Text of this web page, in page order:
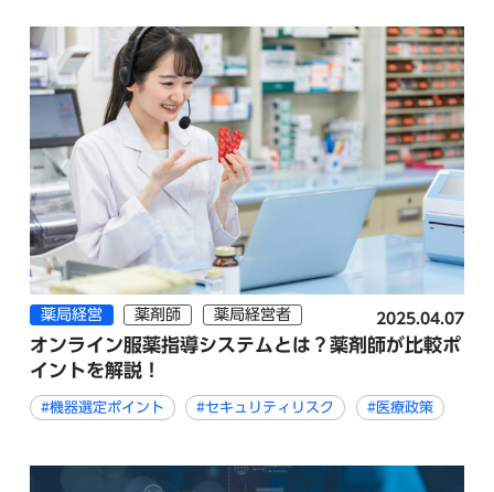
薬局経営 薬剤師 薬局経営者 2025.04.07
オンライン服薬指導システムとは？薬剤師が比較ポ
イントを解説！
#機器選定ポイント #セキュリティリスク #医療政策